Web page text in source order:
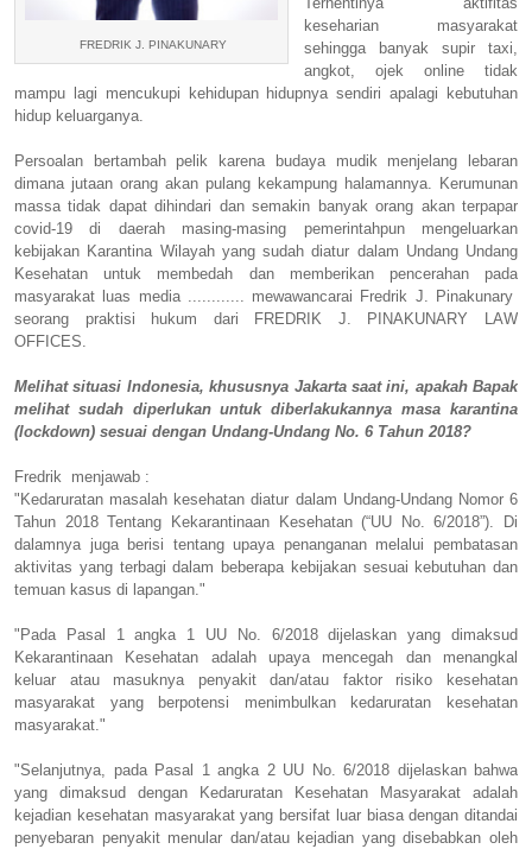
FREDRIK J. PINAKUNARY
keseharian masyarakat
sehingga banyak supir taxi,
angkot, ojek online tidak
mampu lagi mencukupi kehidupan hidupnya sendiri apalagi kebutuhan
hidup keluarganya.
Persoalan bertambah pelik karena budaya mudik menjelang lebaran
dimana jutaan orang akan pulang kekampung halamannya. Kerumunan
massa tidak dapat dihindari dan semakin banyak orang akan terpapar
covid-19 di daerah masing-masing pemerintahpun mengeluarkan
kebijakan Karantina Wilayah yang sudah diatur dalam Undang Undang
Kesehatan untuk membedah dan memberikan pencerahan pada
masyarakat luas media ............ mewawancarai Fredrik J. Pinakunary
seorang praktisi hukum dari FREDRIK J. PINAKUNARY LAW
OFFICES.
Melihat situasi Indonesia, khususnya Jakarta saat ini, apakah Bapak
melihat sudah diperlukan untuk diberlakukannya masa karantina
(lockdown) sesuai dengan Undang-Undang No. 6 Tahun 2018?
Fredrik menjawab :
"Kedaruratan masalah kesehatan diatur dalam Undang-Undang Nomor 6
Tahun 2018 Tentang Kekarantinaan Kesehatan (“UU No. 6/2018”). Di
dalamnya juga berisi tentang upaya penanganan melalui pembatasan
aktivitas yang terbagi dalam beberapa kebijakan sesuai kebutuhan dan
temuan kasus di lapangan."
"Pada Pasal 1 angka 1 UU No. 6/2018 dijelaskan yang dimaksud
Kekarantinaan Kesehatan adalah upaya mencegah dan menangkal
keluar atau masuknya penyakit dan/atau faktor risiko kesehatan
masyarakat yang berpotensi menimbulkan kedaruratan kesehatan
masyarakat."
"Selanjutnya, pada Pasal 1 angka 2 UU No. 6/2018 dijelaskan bahwa
yang dimaksud dengan Kedaruratan Kesehatan Masyarakat adalah
kejadian kesehatan masyarakat yang bersifat luar biasa dengan ditandai
penyebaran penyakit menular dan/atau kejadian yang disebabkan oleh